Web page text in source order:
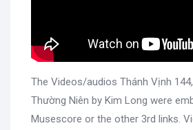
The Videos/audios Thánh Vịnh
Thường Niên by Kim Long were
Musescore or the other 3rd links.